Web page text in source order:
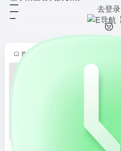
去登录
首页
面向全球卖家的跨境电商平台，提供
一站式入驻、商品管理、订单处理与
平台拥有海量用户流量与智能推荐